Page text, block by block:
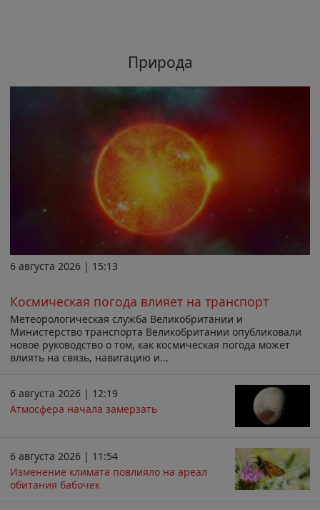
Природа
6 августа 2026 | 15:13
Космическая погода влияет на транспорт
Метеорологическая служба Великобритании и
Министерство транспорта Великобритании опубликовали
новое руководство о том, как космическая погода может
влиять на связь, навигацию и...
6 августа 2026 | 12:19
Атмосфера начала замерзать
6 августа 2026 | 11:54
Изменение климата повлияло на ареал
обитания бабочек